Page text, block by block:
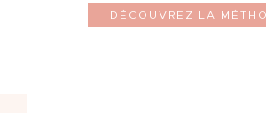
DÉCOUVREZ LA